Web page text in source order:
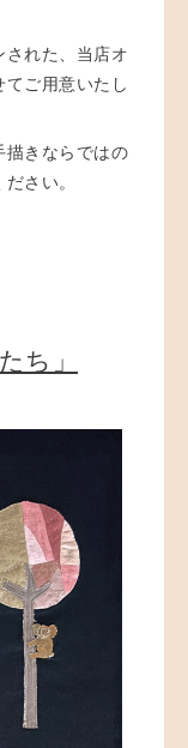
された、当店オ
てご用意いたし
描きならではの
さい。
ち」